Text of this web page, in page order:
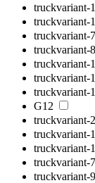
truckvariant-
truckvariant-
truckvariant-
truckvariant-
truckvariant-
truckvariant-
truckvariant-
G12
truckvariant-
truckvariant-
truckvariant-
truckvariant-
truckvariant-